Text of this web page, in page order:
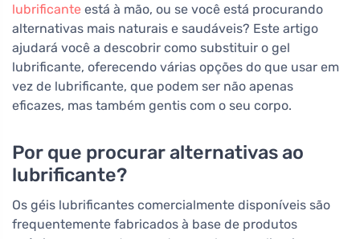
lubrificante está à mão, ou se você está procurando
alternativas mais naturais e saudáveis? Este artigo
ajudará você a descobrir como substituir o gel
lubrificante, oferecendo várias opções do que usar em
vez de lubrificante, que podem ser não apenas
eficazes, mas também gentis com o seu corpo.
Por que procurar alternativas ao
lubrificante?
Os géis lubrificantes comercialmente disponíveis são
frequentemente fabricados à base de produtos